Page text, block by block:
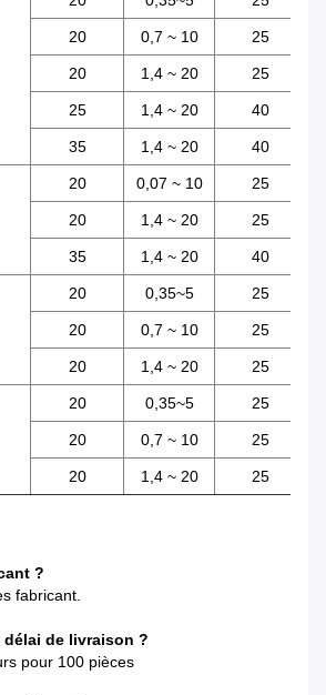
20 0,7 ~ 10
25
20 1,4 ~ 20
25
25 1,4 ~ 20
40
35 1,4 ~ 20
40
20 0,07 ~ 10
25
20 1,4 ~ 20
25
35 1,4 ~ 20
40
20 0,35~5
25
20 0,7 ~ 10
25
20 1,4 ~ 20 25
20 0,35~5
25
20 0,7 ~ 10
25
20 1,4 ~ 20 25
?
fabricant.
délai de livraison ?
pour 100 pièces